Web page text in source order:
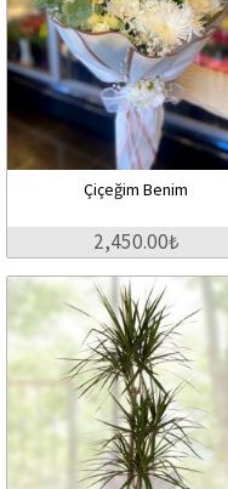
Çiçeğim Benim
2,450.00₺